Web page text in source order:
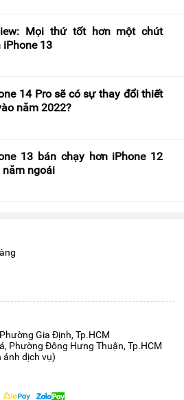
Mọi thứ tốt hơn một chút
iPhone 13
14 Pro sẽ có sự thay đổi thiết
năm 2022?
13 bán chạy hơn iPhone 12
năm ngoái
Gia Định, Tp.HCM
Phường Đông Hưng Thuận, Tp.HCM
ánh dịch vụ)